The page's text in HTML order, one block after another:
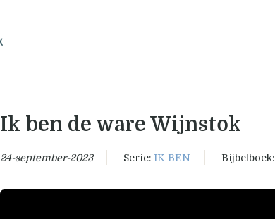
Ik ben de ware Wijnstok
24-september-2023 Serie: IK BEN Bijbelboek: